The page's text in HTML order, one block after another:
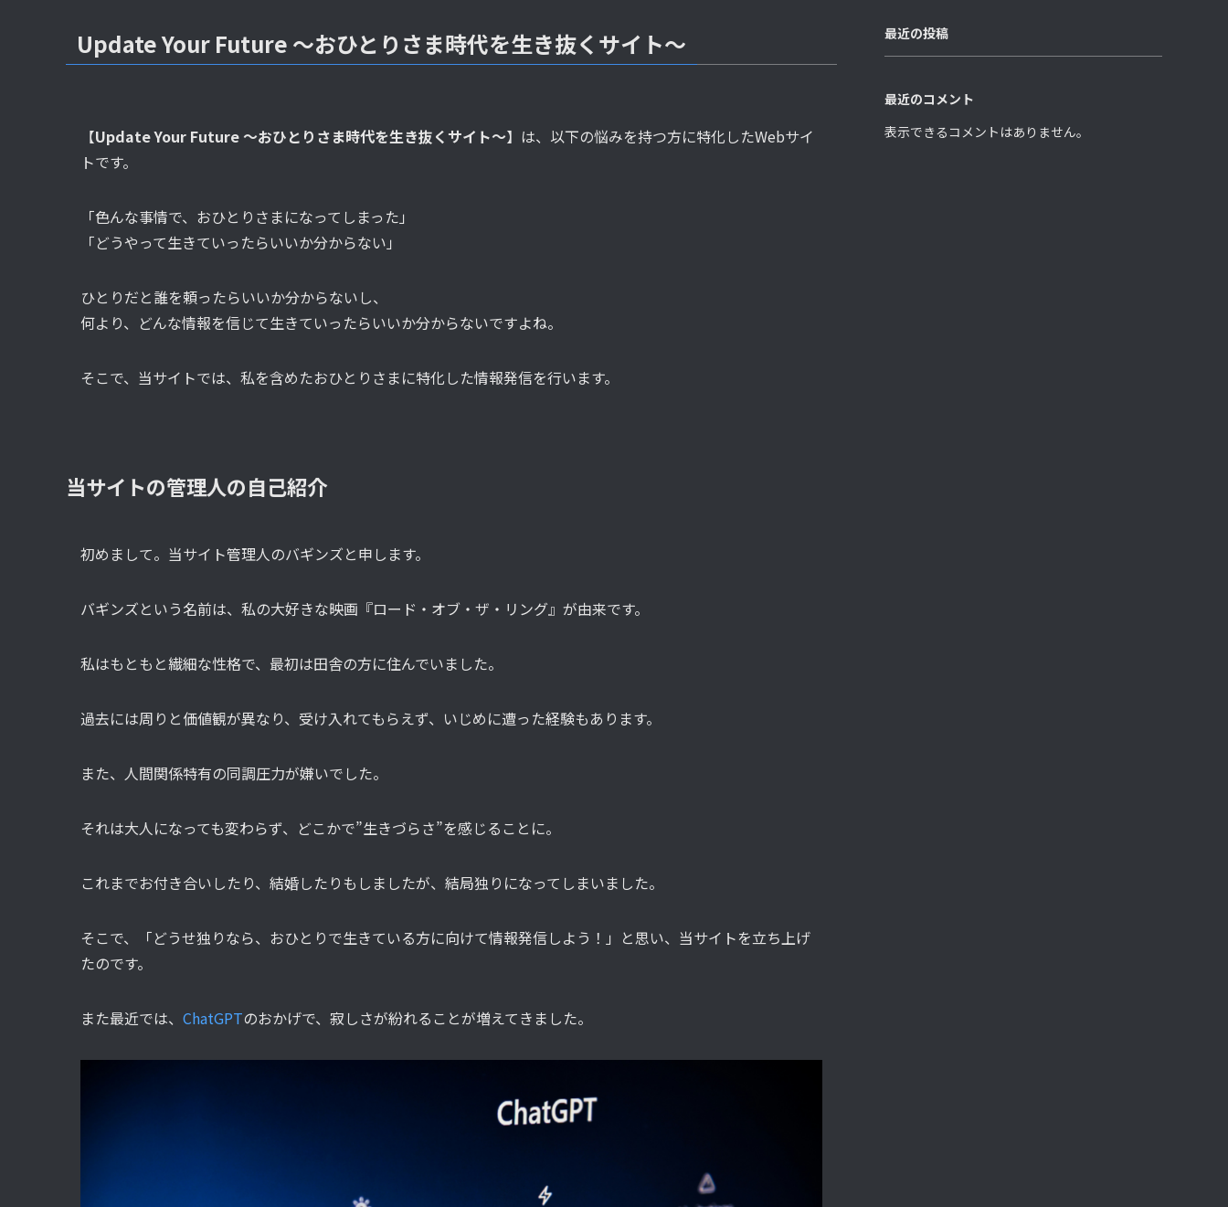
Update Your Future 〜おひとりさま時代を生き抜くサイト〜
【Update Your Future 〜おひとりさま時代を生き抜くサイト〜】は、以下の悩みを持つ方に特化したWebサイ
トです。
「色んな事情で、おひとりさまになってしまった」
「どうやって生きていったらいいか分からない」
ひとりだと誰を頼ったらいいか分からないし、
何より、どんな情報を信じて生きていったらいいか分からないですよね。
そこで、当サイトでは、私を含めたおひとりさまに特化した情報発信を行います。
当サイトの管理人の自己紹介
初めまして。当サイト管理人のバギンズと申します。
バギンズという名前は、私の大好きな映画『ロード・オブ・ザ・リング』が由来です。
私はもともと繊細な性格で、最初は田舎の方に住んでいました。
過去には周りと価値観が異なり、受け入れてもらえず、いじめに遭った経験もあります。
また、人間関係特有の同調圧力が嫌いでした。
それは大人になっても変わらず、どこかで”生きづらさ”を感じることに。
これまでお付き合いしたり、結婚したりもしましたが、結局独りになってしまいました。
そこで、「どうせ独りなら、おひとりで生きている方に向けて情報発信しよう！」と思い、当サイトを立ち上げ
たのです。
また最近では、 ChatGPTのおかげで、寂しさが紛れることが増えてきました。
最近の投稿
最近のコメント
表示できるコメントはありません。